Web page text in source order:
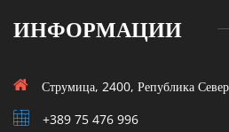
ИНФОРМАЦИИ
Струмица, 2400, Република
+389 75 476 996